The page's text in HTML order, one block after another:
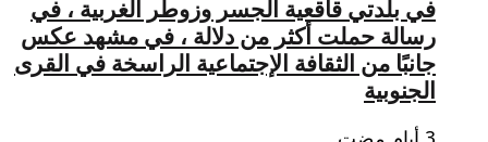
في بلدتي قاقعية الجسر وزوطر الغربية ، في
رسالة حملت أكثر من دلالة ، في مشهد عكس
جانبًا من الثقافة الإجتماعية الراسخة في القرى
الجنوبية